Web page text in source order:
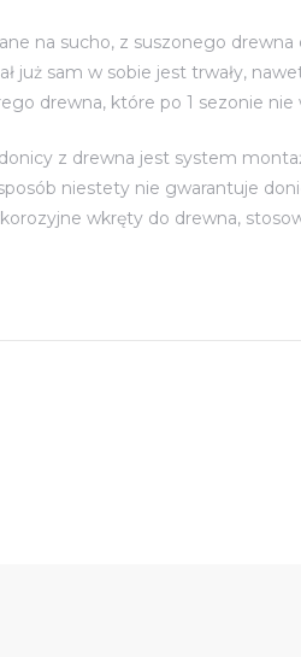
na sucho, z suszonego drewna
już sam w sobie jest trwały,
drewna, które po 1 sezonie nie
z drewna jest system
niestety nie gwarantuje
wkręty do drewna,